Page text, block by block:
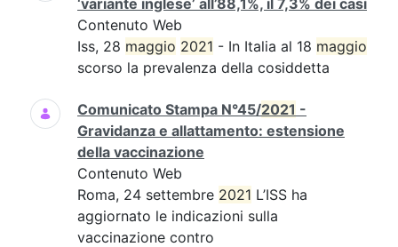
‘variante inglese’ all’88,1%, il 7,3% dei casi
Contenuto Web
Iss, 28 maggio 2021 - In Italia al 18 maggio
scorso la prevalenza della cosiddetta
Comunicato Stampa N°45/2021 -
Gravidanza e allattamento: estensione
della vaccinazione
Contenuto Web
Roma, 24 settembre 2021 L’ISS ha
aggiornato le indicazioni sulla
vaccinazione contro